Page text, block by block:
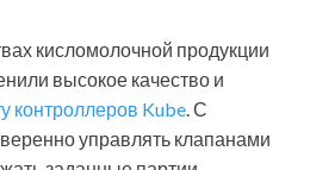
кисломолочной продукции
высокое качество и
контроллеров Kube. С
управлять клапанами